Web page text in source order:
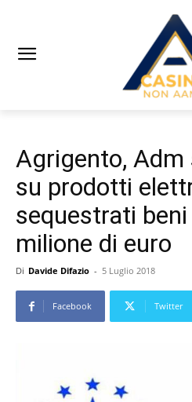
Agrigento,
su prodotti
sequestrati
milione di euro
Di Davide Difazio - 5 Luglio 2018
Facebook Twitter